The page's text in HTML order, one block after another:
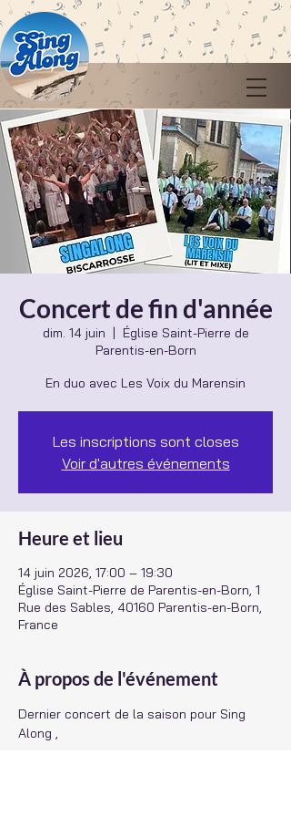
Concert de fin d'année
dim. 14 juin
  |
Église Saint-Pierre de
Parentis-en-Born
En duo avec Les Voix du Marensin
Les inscriptions sont closes
Voir d'autres événements
Heure et lieu
14 juin 2026, 17:00 – 19:30
Église Saint-Pierre de Parentis-en-Born, 1
Rue des Sables, 40160 Parentis-en-Born,
France
À propos de l'événement
Dernier concert de la saison pour Sing
Along ,